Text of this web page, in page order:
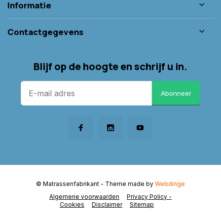
Informatie
Contactgegevens
Blijf op de hoogte en schrijf u in.
Abonneer
Algemene voorwaarden
Privacy Policy -
Cookies
Disclaimer Sitemap
© Matrassenfabrikant - Theme made by Webdinge